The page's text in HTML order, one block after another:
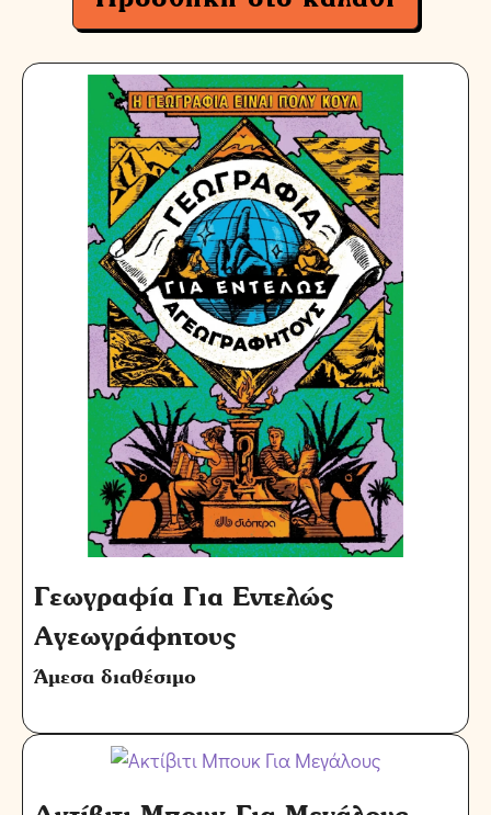
Γεωγραφία Για Εντελώς
Αγεωγράφητους
Άμεσα διαθέσιμο